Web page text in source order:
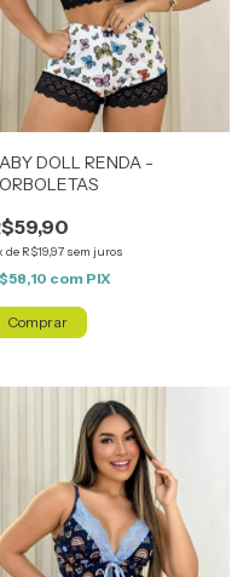
DOLL RENDA -
de R$19,97 sem juros
com PIX
Comprar